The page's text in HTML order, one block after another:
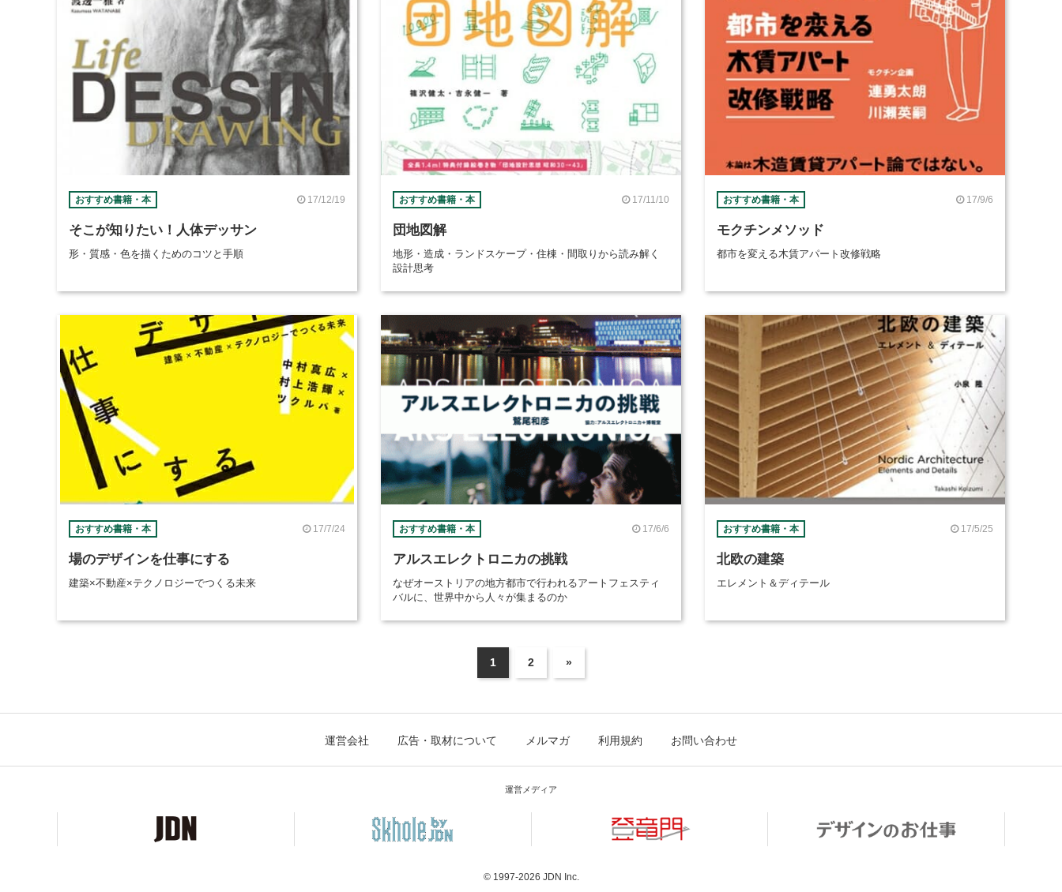
おすすめ書籍・本 17/12/19
そこが知りたい！人体デッサン
形・質感・色を描くためのコツと手順
おすすめ書籍・本 17/11/10
団地図解
地形・造成・ランドスケープ・住棟・間取りから読み解く
設計思考
おすすめ書籍・本 17/9/6
モクチンメソッド
都市を変える木賃アパート改修戦略
おすすめ書籍・本 17/7/24
場のデザインを仕事にする
建築×不動産×テクノロジーでつくる未来
おすすめ書籍・本 17/6/6
アルスエレクトロニカの挑戦
なぜオーストリアの地方都市で行われるアートフェスティ
バルに、世界中から人々が集まるのか
おすすめ書籍・本 17/5/25
北欧の建築
エレメント＆ディテール
1 2 »
運営会社 広告・取材について メルマガ 利用規約 お問い合わせ
運営メディア
© 1997-2026 JDN Inc.